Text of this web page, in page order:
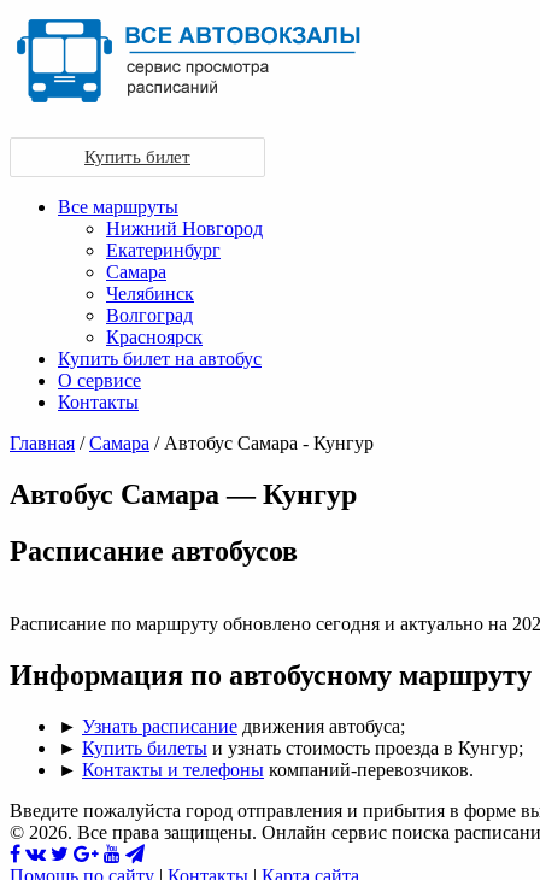
Купить билет
Все маршруты
Нижний Новгород
Екатеринбург
Самара
Челябинск
Волгоград
Красноярск
Купить билет на автобус
О сервисе
Контакты
Главная /Самара / Автобус Самара - Кунгур
Автобус Самара — Кунгур
Раcписание автобусов
Расписание по маршруту обновлено сегодня и актуально на
Информация по автобусному
► Узнать расписание движения автобуса;
► Купить билеты и узнать стоимость проезда в Кунгур;
► Контакты и телефоны компаний-перевозчиков.
Введите пожалуйста город отправления и прибытия в форме
© 2026. Все права защищены. Онлайн сервис поиска
Помощь по сайту | Контакты | Карта сайта